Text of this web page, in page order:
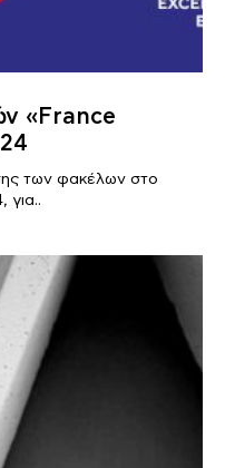
«France
των φακέλων στο
για..